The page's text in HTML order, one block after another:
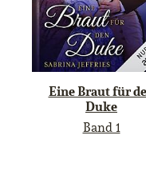
Eine Braut für
Duke
Band 1